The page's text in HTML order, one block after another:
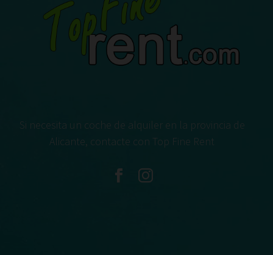
Si necesita un coche de alquiler en la provincia de
Alicante, contacte con Top Fine Rent